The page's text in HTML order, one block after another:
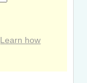
Learn how